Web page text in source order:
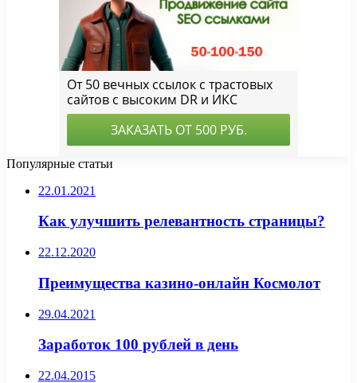
Популярные статьи
22.01.2021
Как улучшить релевантность страницы?
22.12.2020
Преимущества казино-онлайн Космолот
29.04.2021
Заработок 100 рублей в день
22.04.2015